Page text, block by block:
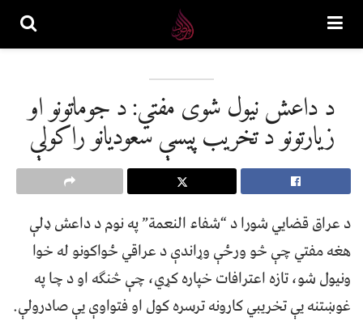
د داعش نیول شوی مفتي: د جوماتونو او
زیارتونو د تخریب پیسې سعودیانو راکولې
د عراق قضایي شورا د “شفاء النعمة” په نوم د داعش ډلې
هغه مفتي چې څو ورځې وړاندې د عراقي ځواکونو له خوا
ونیول شو، تازه اعترافات خپاره کړي، چې څنګه او د چا په
غوښتنه یې تخریبي کارونه ترسره کول او فتواوې یې صادرولې.